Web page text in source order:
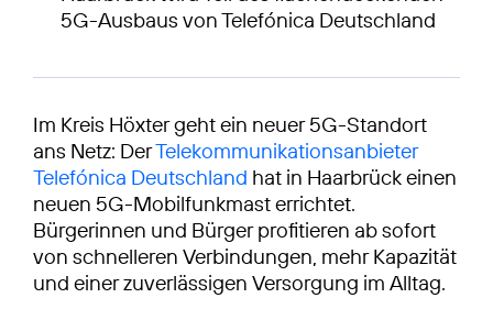
5G-Ausbaus von Telefónica Deutschland
Im Kreis Höxter geht ein neuer 5G-Standort
ans Netz: DerTelekommunikationsanbieter
Telefónica Deutschland hat in Haarbrück einen
neuen 5G-Mobilfunkmast errichtet.
Bürgerinnen und Bürger profitieren ab sofort
von schnelleren Verbindungen, mehr Kapazität
und einer zuverlässigen Versorgung im Alltag.